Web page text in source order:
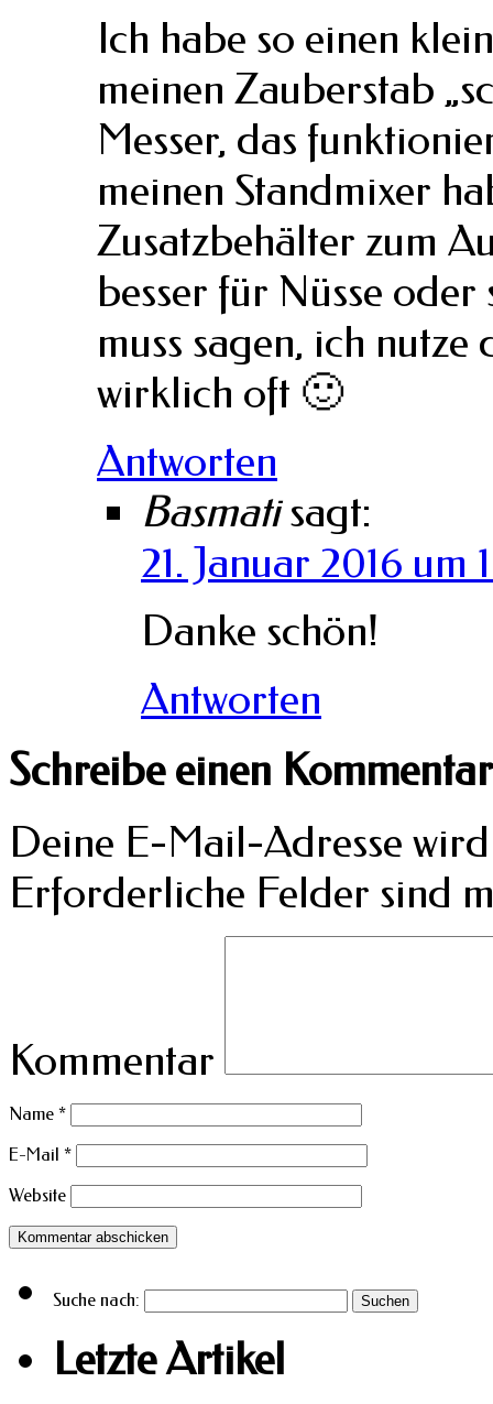
Ich habe so einen
meinen Zauberstab
Messer, das
meinen Standmixer
Zusatzbehälter zum
besser für Nüsse
muss sagen, ich
wirklich oft 🙂
Antworten
Basmati sagt:
21. Januar 2016 um
Danke schön!
Antworten
Schreibe einen Kommentar
Deine E-Mail-Adresse
Erforderliche Felder sind
Kommentar
Name *
E-Mail *
Website
Suche nach:
Letzte Artikel